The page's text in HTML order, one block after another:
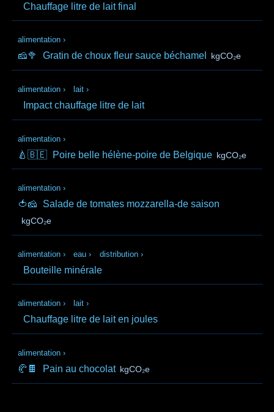
Chauffage litre de lait final
alimentation ›
🧀🥦 Gratin de choux fleur sauce béchamel kgCO₂e
alimentation › lait ›
Impact chauffage litre de lait
alimentation ›
🍐🇧🇪 Poire belle hélène-poire de Belgique kgCO₂e
alimentation ›
🍅🧀 Salade de tomates mozzarella-de saison
kgCO₂e
alimentation › eau › distribution ›
Bouteille minérale
alimentation › lait ›
Chauffage litre de lait en joules
alimentation ›
🥐🍫 Pain au chocolat kgCO₂e